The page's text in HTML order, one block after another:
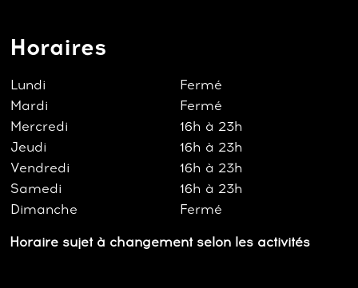
Horaires
Lundi
Fermé
Mardi
Fermé
Mercredi
16h à 23h
Jeudi
16h à 23h
Vendredi
16h à 23h
Samedi
16h à 23h
Dimanche
Fermé
Horaire sujet à changement selon les activités